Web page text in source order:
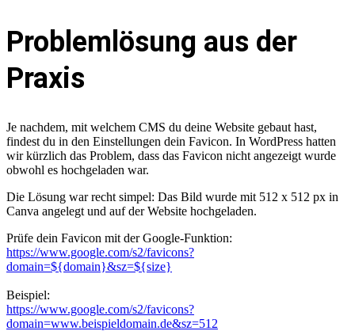
Problemlösung aus der
Praxis
Je nachdem, mit welchem CMS du deine Website gebaut hast,
findest du in den Einstellungen dein Favicon. In WordPress hatten
wir kürzlich das Problem, dass das Favicon nicht angezeigt wurde
obwohl es hochgeladen war.
Die Lösung war recht simpel: Das Bild wurde mit 512 x 512 px in
Canva angelegt und auf der Website hochgeladen.
Prüfe dein Favicon mit der Google-Funktion:
https://www.google.com/s2/favicons?
domain=${domain}&sz=${size}
Beispiel:
https://www.google.com/s2/favicons?
domain=www.beispieldomain.de&sz=512